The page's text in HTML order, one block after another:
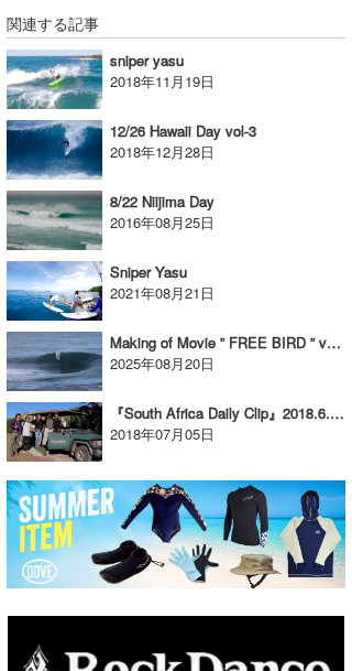
関連する記事
sniper yasu
2018年11月19日
12/26 Hawaii Day vol-3
2018年12月28日
8/22 Niijima Day
2016年08月25日
Sniper Yasu
2021年08月21日
Making of Movie ” FREE BIRD ” vol-3
2025年08月20日
『South Africa Daily Clip』2018.6.20 @ J-Bay
2018年07月05日
NOBUFUKU
大野”MAR”修聖
喜納海人
G◎Da
H
KID
KOBU
KY
MIN
mitz
OYZ
S.K
Soulman
VAGY
waka☆=
YUKI☆